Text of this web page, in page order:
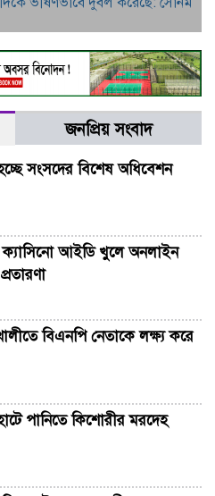
জনপ্রিয় সংবাদ
সংসদের বিশেষ অধিবেশন
ক্যাসিনো আইডি খুলে অনলাইন
বিএনপি নেতাকে লক্ষ্য করে
পানিতে কিশোরীর মরদেহ